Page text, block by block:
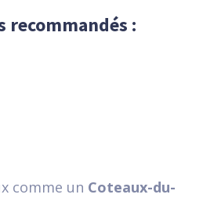
recommandés :
comme un Coteaux-du-